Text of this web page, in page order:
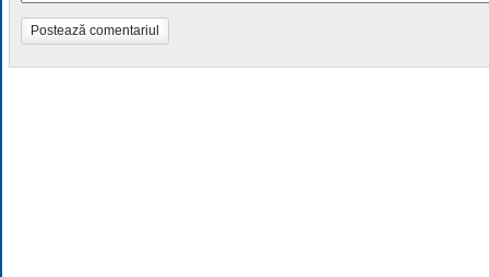
Postează comentariul